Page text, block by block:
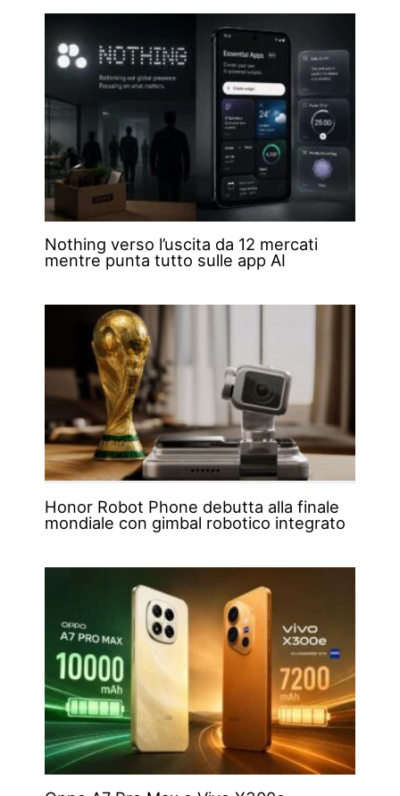
Nothing verso l’uscita da 12 mercati
mentre punta tutto sulle app AI
Honor Robot Phone debutta alla finale
mondiale con gimbal robotico integrato